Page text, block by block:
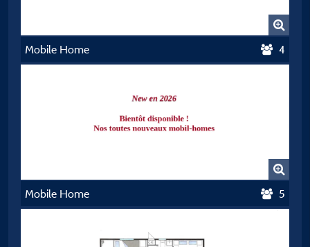
Mobile Home 4
Mobile Home 5